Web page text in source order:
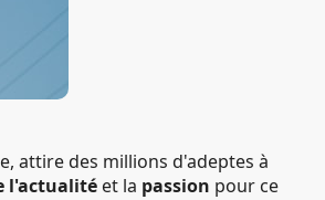
attire des millions d'adeptes à
l'actualité et la passion pour ce